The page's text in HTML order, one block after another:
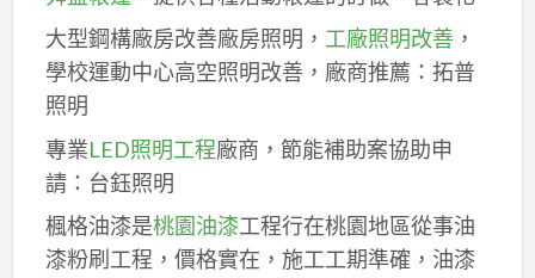
大型鋼構廠房改善廠房照明， 工廠照明改善，
學校運動中心高空照明改善，廠商推薦：拓普
照明
專業LED照明工程廠商，節能補助案協助申
請：台鈺照明
楓格油漆是桃園油漆工程行在桃園地區從事油
漆粉刷工程，價格實在，施工工期準確，油漆